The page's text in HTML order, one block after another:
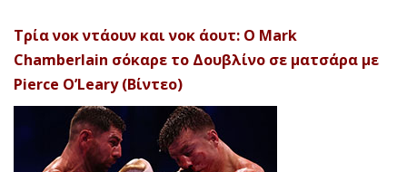
Τρία νοκ ντάουν και νοκ άουτ: Ο Mark
Chamberlain σόκαρε το Δουβλίνο σε ματσάρα με
Pierce O’Leary (Βίντεο)